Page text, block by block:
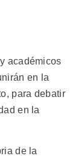
académicos
en la
para debatir
en la
de la